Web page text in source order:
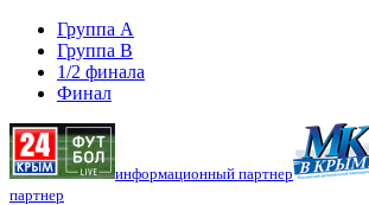
Группа A
Группа B
1/2 финала
Финал
информационный партнер
партнер